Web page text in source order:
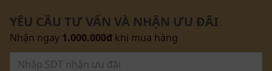
YÊU CẦU TƯ VẤN VÀ NHẬN ƯU ĐÃI
Nhận ngay 1.000.000đ khi mua hàng